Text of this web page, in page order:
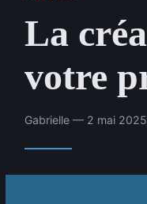
La
votre
Gabrielle — 2 mai